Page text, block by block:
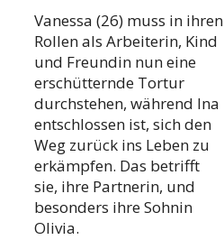
Vanessa (26) muss in ihren
Rollen als Arbeiterin, Kind
und Freundin nun eine
erschütternde Tortur
durchstehen, während Ina
entschlossen ist, sich den
Weg zurück ins Leben zu
erkämpfen. Das betrifft
sie, ihre Partnerin, und
besonders ihre Sohnin
Olivia.